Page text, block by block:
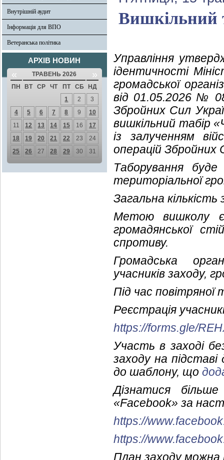
Внутрішній аудит
Інформація для ВПО
Ветеранська політика
АРХІВ НОВИН
« ТРАВЕНЬ 2026 »
ПН ВТ СР ЧТ ПТ СБ
НД
1
2
3
4
5 6 7 8 9
10
11
12 13 14 15 16
17
18
19 20 21 22 23
24
25
26 27 28 29 30 31
Вишкільний
Управління
ідентичності
громадської
від 01.05.2026 №
Збройних Сил
вишкільний табір
із залученням
операцій Збройних
Таборування буде
територіальної
Загальна кількість
Метою вишколу є
громадянської
спротиву.
Громадська
учасників заходу,
Під час
Реєстрація
https://forms.gle/
Участь в заході
заходу на підставі
до шаблону, що
Дізнатися
«Facebook» за
https://
https://
План заходу